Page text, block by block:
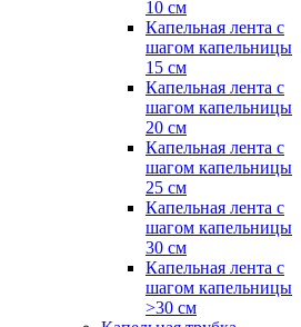
10 см
Капельная лента с
шагом капельницы
15 см
Капельная лента с
шагом капельницы
20 см
Капельная лента с
шагом капельницы
25 см
Капельная лента с
шагом капельницы
30 см
Капельная лента с
шагом капельницы
>30 см